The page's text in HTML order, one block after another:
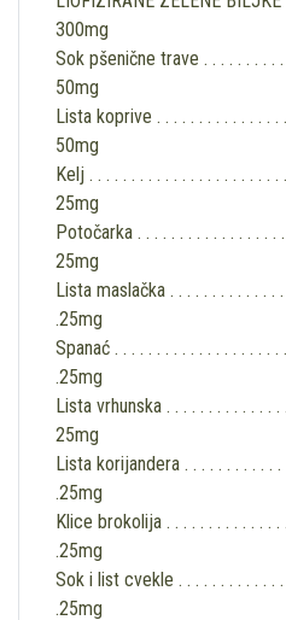
300mg
Sok pšenične trave . . . . . . . . . .
50mg
Lista koprive . . . . . . . . . . . . . . .
50mg
Kelj . . . . . . . . . . . . . . . . . . . . . . .
25mg
Potočarka . . . . . . . . . . . . . . . . .
25mg
Lista maslačka . . . . . . . . . . . . .
.25mg
Spanać . . . . . . . . . . . . . . . . . . . .
.25mg
Lista vrhunska . . . . . . . . . . . . . .
25mg
Lista korijandera . . . . . . . . . . . .
.25mg
Klice brokolija . . . . . . . . . . . . . .
.25mg
Sok i list cvekle . . . . . . . . . . . . .
.25mg